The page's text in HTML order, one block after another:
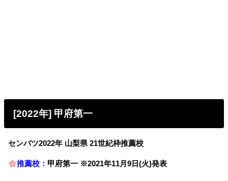
[2022年] 甲府第一
センバツ2022年 山梨県 21世紀枠推薦校
推薦校： 甲府第一 ※2021年11月9日(火)発表